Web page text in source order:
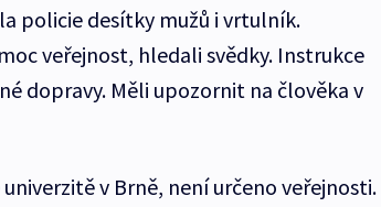
policie desítky mužů i vrtulník.
veřejnost, hledali svědky. Instrukce
dopravy. Měli upozornit na člověka v
v Brně, není určeno veřejnosti.